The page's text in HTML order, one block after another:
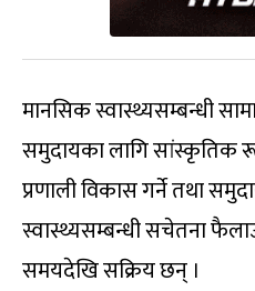
मानसिक स्वास्थ्यसम्बन्धी
समुदायका लागि
प्रणाली विकास गर्ने तथा
स्वास्थ्यसम्बन्धी सचेतना
समयदेखि सक्रिय छन् ।